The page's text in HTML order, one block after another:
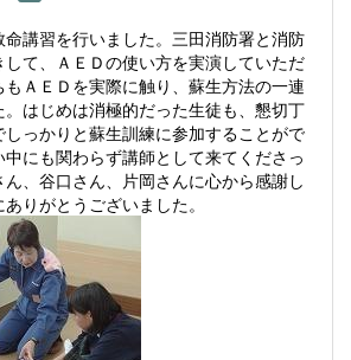
命講習を行いました。三田消防署と消防
て、ＡＥＤの使い方を実演していただ
ＡＥＤを実際に触り、蘇生方法の一連
はじめは消極的だった生徒も、懇切丁
っかりと蘇生訓練に参加することがで
にも関わらず講師として来てくださっ
、谷口さん、片岡さんに心から感謝し
りがとうございました。